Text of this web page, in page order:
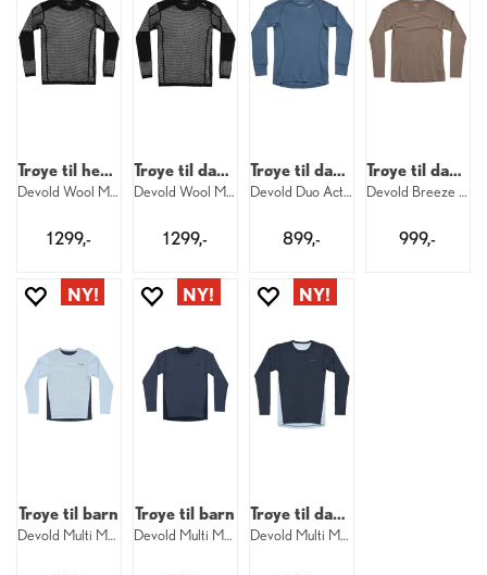
Trøye til herre
Devold Wool Mesh Pro Shirt M 950
1 299,-
Trøye til dame
Devold Wool Mesh Pro Shirt W 950
1 299,-
Trøye til dame
Devold Duo Active Merino Shirt W 445
899,-
Trøye til dame
Devold Breeze Merino Shirt W 696
999,-
Trøye til barn
Devold Multi Merino Shirt Kid 233
Trøye til barn
Devold Multi Merino Shirt Kid 287
Trøye til dame
Devold Multi Merino Shirt W 233